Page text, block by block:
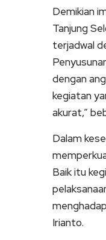
Demikian
Tanjung
terjadwal
dengan
kegiatan
akurat,”
Dalam
Baik itu
Irianto.